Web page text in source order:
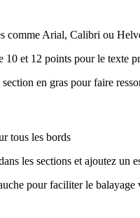
comme Arial, Calibri ou
10 et 12 points pour le texte
en gras pour faire
tous les bords
les sections et ajoutez un
pour faciliter le balayage